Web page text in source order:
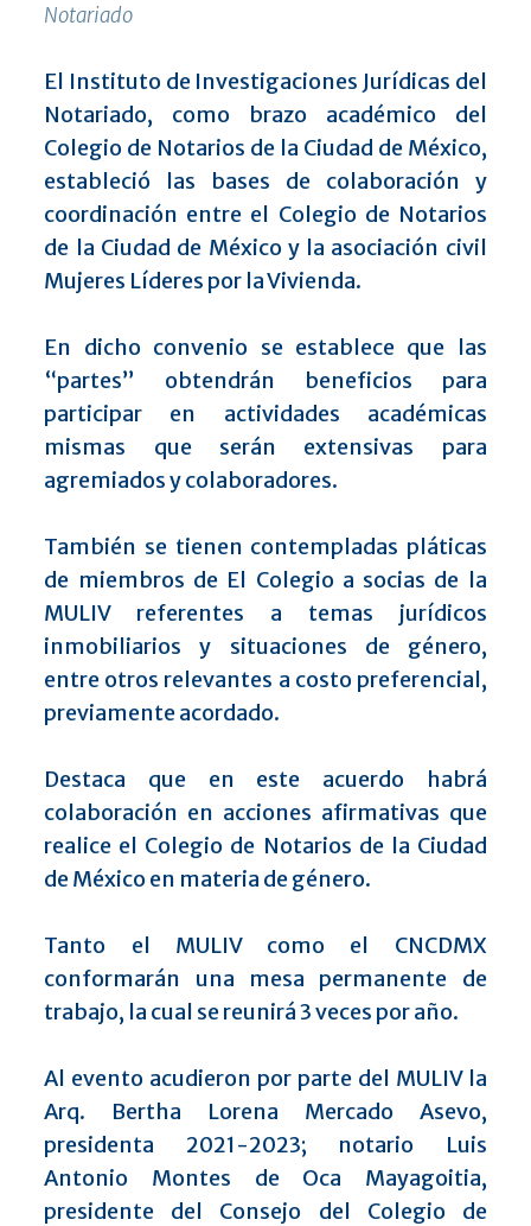
Notariado
El Instituto de Investigaciones Jurídicas del
Notariado, como brazo académico del
Colegio de Notarios de la Ciudad de México,
estableció las bases de colaboración y
coordinación entre el Colegio de Notarios
de la Ciudad de México y la asociación civil
Mujeres Líderes por la Vivienda.
En dicho convenio se establece que las
“partes” obtendrán beneficios para
participar en actividades académicas
mismas que serán extensivas para
agremiados y colaboradores.
También se tienen contempladas pláticas
de miembros de El Colegio a socias de la
MULIV referentes a temas jurídicos
inmobiliarios y situaciones de género,
entre otros relevantes a costo preferencial,
previamente acordado.
Destaca que en este acuerdo habrá
colaboración en acciones afirmativas que
realice el Colegio de Notarios de la Ciudad
de México en materia de género.
Tanto el MULIV como el CNCDMX
conformarán una mesa permanente de
trabajo, la cual se reunirá 3 veces por año.
Al evento acudieron por parte del MULIV la
Arq. Bertha Lorena Mercado Asevo,
presidenta 2021-2023; notario Luis
Antonio Montes de Oca Mayagoitia,
presidente del Consejo del Colegio de